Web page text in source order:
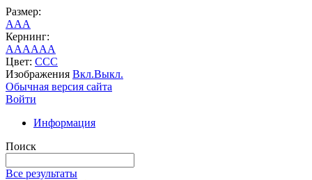
Размер:
AAA
Кернинг:
AAAAAA
Цвет: CCC
Изображения Вкл.Выкл.
Обычная версия сайта
Войти
Информация
Поиск
Все результаты